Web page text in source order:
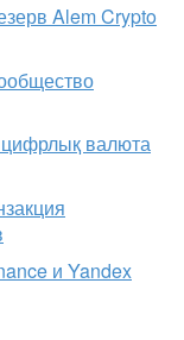
Alem Crypto
цифрлық валюта
и Yandex